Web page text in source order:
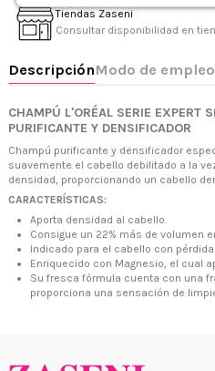
Tiendas Zaseni
Consultar disponibilidad en
CHAMPÚ L'ORÉAL SERIE EXPERT
PURIFICANTE Y DENSIFICADOR
Champú purificante y densificador
suavemente el cabello debilitado a la
densidad, proporcionando un cabello
CARACTERÍSTICAS:
Aporta densidad al cabello.
Consigue un 22% más de volumen
Indicado para el cabello con
Enriquecido con Magnesio, el cual
Su fresca fórmula cuenta con una
proporciona una sensación de
+34 968 06 63 44
+34 601 27 80 18
contacto@zaseni.com
Avenida de los Dolores 32, Murcia